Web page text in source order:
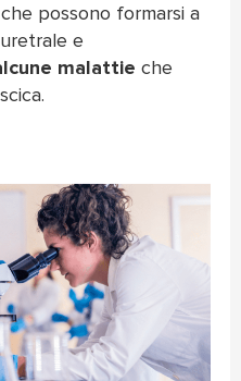
possono formarsi a
e
malattie che